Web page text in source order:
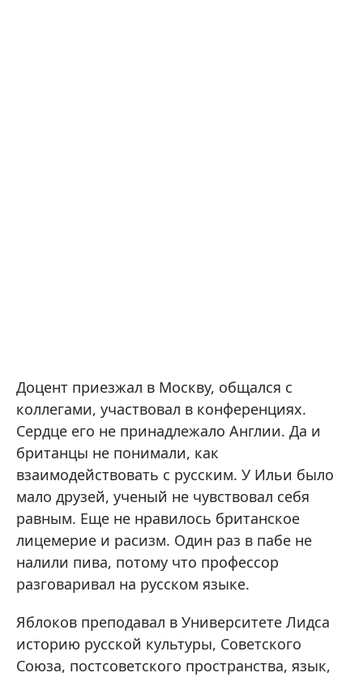
Доцент приезжал в Москву, общался с
коллегами, участвовал в конференциях.
Сердце его не принадлежало Англии. Да и
британцы не понимали, как
взаимодействовать с русским. У Ильи было
мало друзей, ученый не чувствовал себя
равным. Еще не нравилось британское
лицемерие и расизм. Один раз в пабе не
налили пива, потому что профессор
разговаривал на русском языке.
Яблоков преподавал в Университете Лидса
историю русской культуры, Советского
Союза, постсоветского пространства, язык,